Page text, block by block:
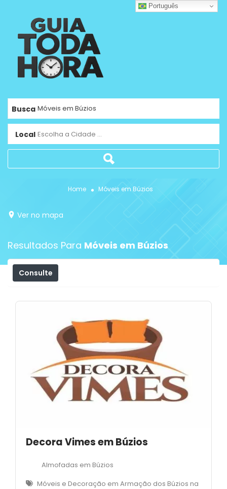
Busca
Local Escolha a Cidade ...
Home Móveis em Búzios
Ver no mapa
Resultados Para Móveis em Búzios
Consulte
Decora Vimes em Búzios
Almofadas em Búzios
Móveis e Decoração em Armação dos Búzios na
Português